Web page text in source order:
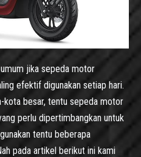
jika sepeda motor
efektif digunakan setiap hari.
kota besar, tentu sepeda motor
perlu dipertimbangkan untuk
tentu beberapa
pada artikel berikut ini kami